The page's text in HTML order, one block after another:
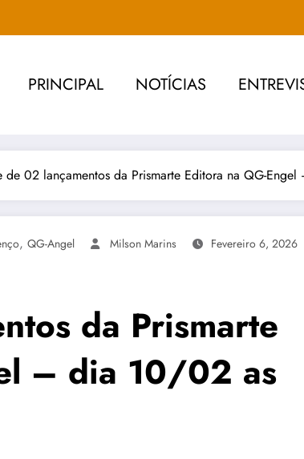
PRINCIPAL NOTÍCIAS
de 02 lançamentos da Prismarte Editora na QG-
, QG-Angel Milson Marins
Fevereiro 6, 2026
da Prismarte
– dia 10/02 as